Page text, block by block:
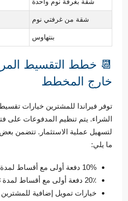
شقة من غرفتي نوم
بنتهاوس
📆 خطط التقسيط
خارج المخطط
توفر فيراندا للمشترين خيارات
الشراء. يتم تنظيم المدفوعات على
لتسهيل عملية الاستثمار. تتضمن
ما يلي:
10% دفعة أولى مع أقساط لمدة 6 سنوات.
20٪ دفعة أولى مع أقساط لمدة 8 سنوات.
خيارات تمويل إضافية